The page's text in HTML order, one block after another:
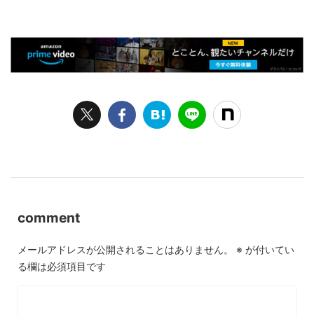
comment
メールアドレスが公開されることはありません。 ※ が付いてい
る欄は必須項目です